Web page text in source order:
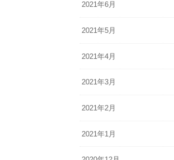
2021年6月
2021年5月
2021年4月
2021年3月
2021年2月
2021年1月